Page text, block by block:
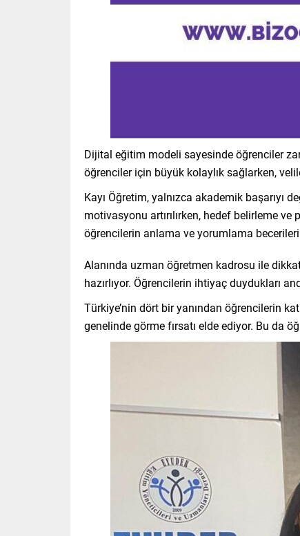
Dijital eğitim modeli sayesinde öğrenciler
öğrenciler için büyük kolaylık sağlarken,
Kayı Öğretim, yalnızca akademik
motivasyonu artırılırken, hedef belirleme ve
öğrencilerin anlama ve yorumlama
Alanında uzman öğretmen kadrosu ile
hazırlıyor. Öğrencilerin ihtiyaç duydukları
Türkiye’nin dört bir yanından öğrencilerin
genelinde görme fırsatı elde ediyor. Bu da